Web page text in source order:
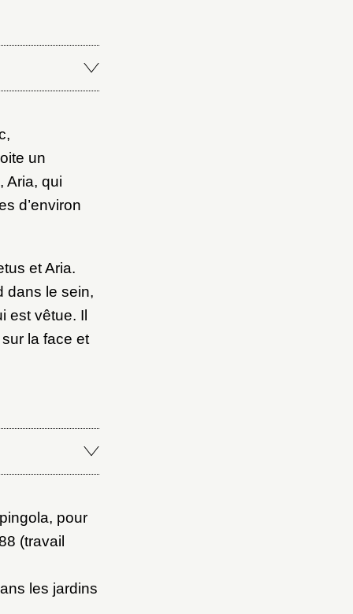
un
Aria, qui
d’environ
et Aria.
dans le sein,
est vêtue. Il
la face et
pour
(travail
les jardins